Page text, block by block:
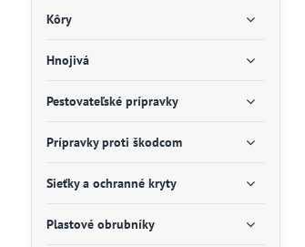
Kôry
Hnojivá
Pestovateľské prípravky
Prípravky proti škodcom
Sieťky a ochranné kryty
Plastové obrubníky